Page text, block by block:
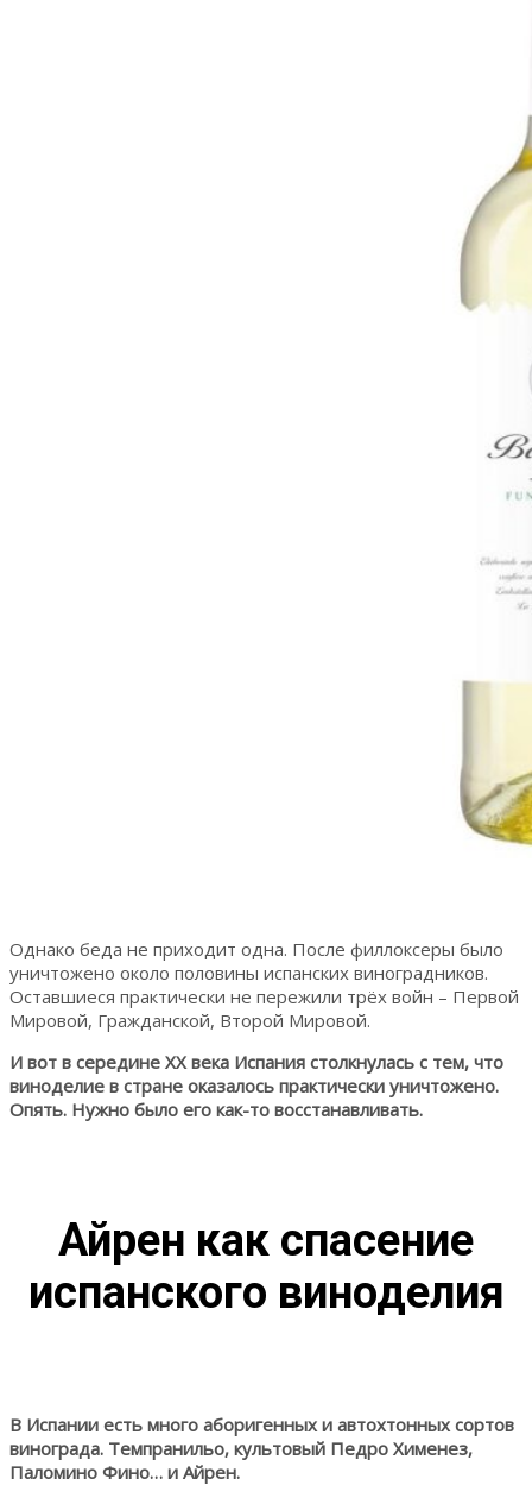
Однако беда не приходит одна. После филлоксеры было
уничтожено около половины испанских виноградников.
Оставшиеся практически не пережили трёх войн – Первой
Мировой, Гражданской, Второй Мировой.
И вот в середине XX века Испания столкнулась с тем, что
виноделие в стране оказалось практически уничтожено.
Опять. Нужно было его как-то восстанавливать.
Айрен как спасение
испанского виноделия
В Испании есть много аборигенных и автохтонных сортов
винограда. Темпранильо, культовый Педро Хименез,
Паломино Фино… и Айрен.